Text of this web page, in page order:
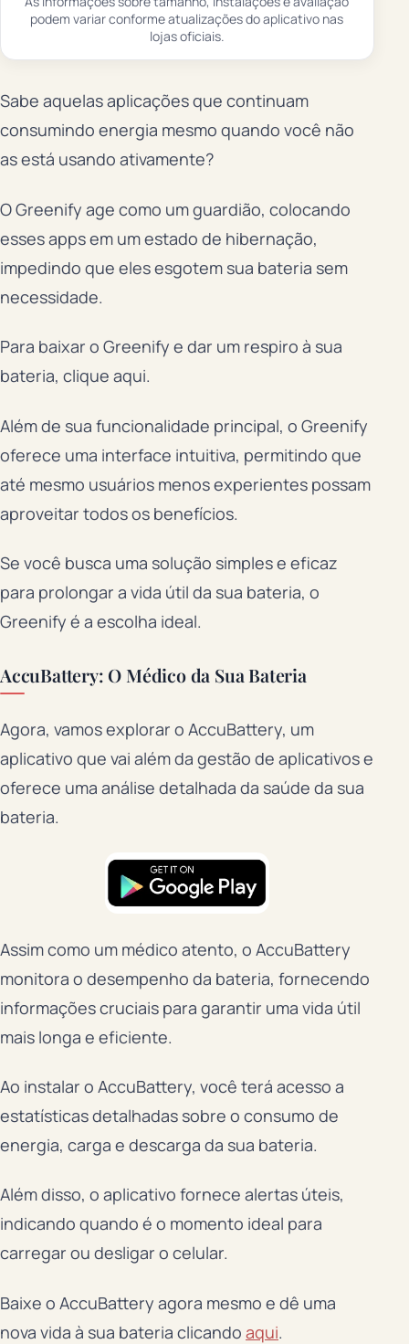
podem variar conforme atualizações do aplicativo nas
lojas oficiais.
Sabe aquelas aplicações que continuam
consumindo energia mesmo quando você não
as está usando ativamente?
O Greenify age como um guardião, colocando
esses apps em um estado de hibernação,
impedindo que eles esgotem sua bateria sem
necessidade.
Para baixar o Greenify e dar um respiro à sua
bateria, clique aqui.
Além de sua funcionalidade principal, o Greenify
oferece uma interface intuitiva, permitindo que
até mesmo usuários menos experientes possam
aproveitar todos os benefícios.
Se você busca uma solução simples e eficaz
para prolongar a vida útil da sua bateria, o
Greenify é a escolha ideal.
AccuBattery: O Médico da Sua Bateria
Agora, vamos explorar o AccuBattery, um
aplicativo que vai além da gestão de aplicativos e
oferece uma análise detalhada da saúde da sua
bateria.
Assim como um médico atento, o AccuBattery
monitora o desempenho da bateria, fornecendo
informações cruciais para garantir uma vida útil
mais longa e eficiente.
Ao instalar o AccuBattery, você terá acesso a
estatísticas detalhadas sobre o consumo de
energia, carga e descarga da sua bateria.
Além disso, o aplicativo fornece alertas úteis,
indicando quando é o momento ideal para
carregar ou desligar o celular.
Baixe o AccuBattery agora mesmo e dê uma
nova vida à sua bateria clicando aqui.